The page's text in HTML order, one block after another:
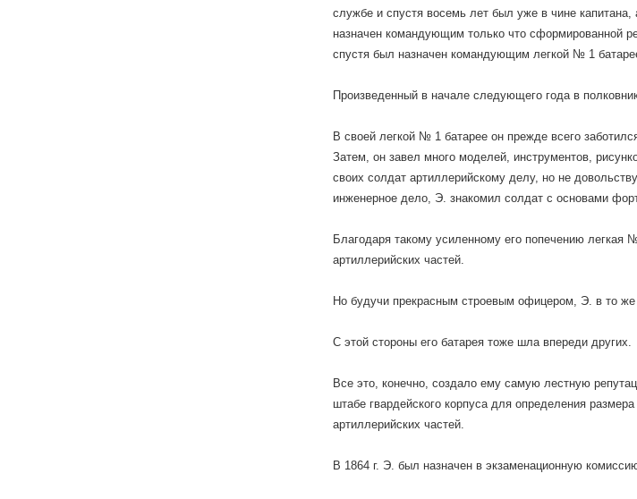
службе и спустя восемь лет был уже в чине
назначен командующим только что сформированной
спустя был назначен командующим легкой № 1
Произведенный в начале следующего года в
В своей легкой № 1 батарее он прежде всего
Затем, он завел много моделей, инструментов,
своих солдат артиллерийскому делу, но не
инженерное дело, Э. знакомил солдат с основами
Благодаря такому усиленному его попечению
артиллерийских частей.
Но будучи прекрасным строевым офицером, Э. в то
С этой стороны его батарея тоже шла впереди других.
Все это, конечно, создало ему самую лестную
штабе гвардейского корпуса для определения
артиллерийских частей.
В 1864 г. Э. был назначен в экзаменационную